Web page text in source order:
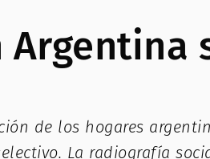
de los hogares
La radiografía